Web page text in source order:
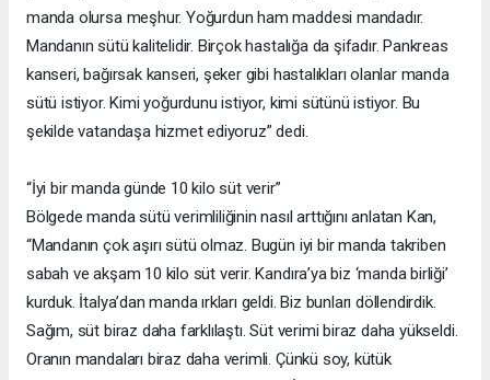
manda olursa meşhur. Yoğurdun ham maddesi mandadır.
Mandanın sütü kalitelidir. Birçok hastalığa da şifadır. Pankreas
kanseri, bağırsak kanseri, şeker gibi hastalıkları olanlar manda
sütü istiyor. Kimi yoğurdunu istiyor, kimi sütünü istiyor. Bu
şekilde vatandaşa hizmet ediyoruz” dedi.
“İyi bir manda günde 10 kilo süt verir”
Bölgede manda sütü verimliliğinin nasıl arttığını anlatan Kan,
“Mandanın çok aşırı sütü olmaz. Bugün iyi bir manda takriben
sabah ve akşam 10 kilo süt verir. Kandıra’ya biz ‘manda birliği’
kurduk. İtalya’dan manda ırkları geldi. Biz bunları döllendirdik.
Sağım, süt biraz daha farklılaştı. Süt verimi biraz daha yükseldi.
Oranın mandaları biraz daha verimli. Çünkü soy, kütük